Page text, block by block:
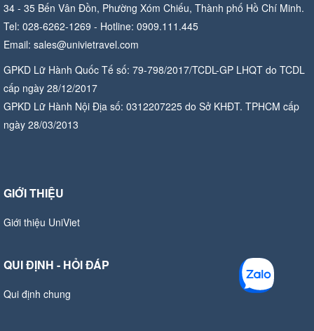
34 - 35 Bến Vân Đồn, Phường Xóm Chiếu, Thành phố Hồ Chí Minh.
Tel: 028-6262-1269 - Hotline: 0909.111.445
Email: sales@univietravel.com
GPKD Lữ Hành Quốc Tế số: 79-798/2017/TCDL-GP LHQT do TCDL
cấp ngày 28/12/2017
GPKD Lữ Hành Nội Địa số: 0312207225 do Sở KHĐT. TPHCM cấp
ngày 28/03/2013
GIỚI THIỆU
Giới thiệu UniViet
QUI ĐỊNH - HỎI ĐÁP
Qui định chung